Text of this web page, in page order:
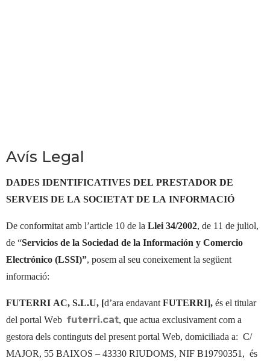
Avís Legal
DADES IDENTIFICATIVES DEL PRESTADOR DE
SERVEIS DE LA SOCIETAT DE LA INFORMACIÓ
De conformitat amb l’article 10 de la Llei 34/2002, de 11 de juliol,
de “Servicios de la Sociedad de la Información y Comercio
Electrónico (LSSI)”, posem al seu coneixement la següent
informació:
FUTERRI AC, S.L.U, [d’ara endavant FUTERRI], és el titular
del portal Web futerri.cat, que actua exclusivament com a
gestora dels continguts del present portal Web, domiciliada a: C/
MAJOR, 55 BAIXOS – 43330 RIUDOMS, NIF B19790351, és